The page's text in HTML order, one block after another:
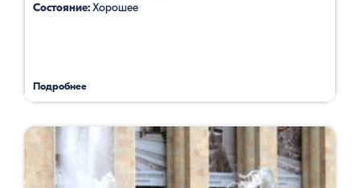
Состояние:Хорошее
Подробнее